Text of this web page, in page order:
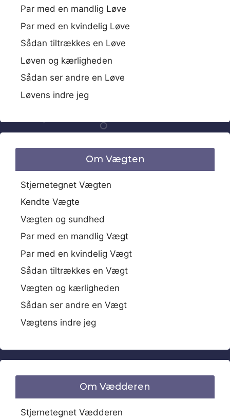
Par med en mandlig Løve
Par med en kvindelig Løve
Sådan tiltrækkes en Løve
Løven og kærligheden
Sådan ser andre en Løve
Løvens indre jeg
Om Vægten
Stjernetegnet Vægten
Kendte Vægte
Vægten og sundhed
Par med en mandlig Vægt
Par med en kvindelig Vægt
Sådan tiltrækkes en Vægt
Vægten og kærligheden
Sådan ser andre en Vægt
Vægtens indre jeg
Om Vædderen
Stjernetegnet Vædderen